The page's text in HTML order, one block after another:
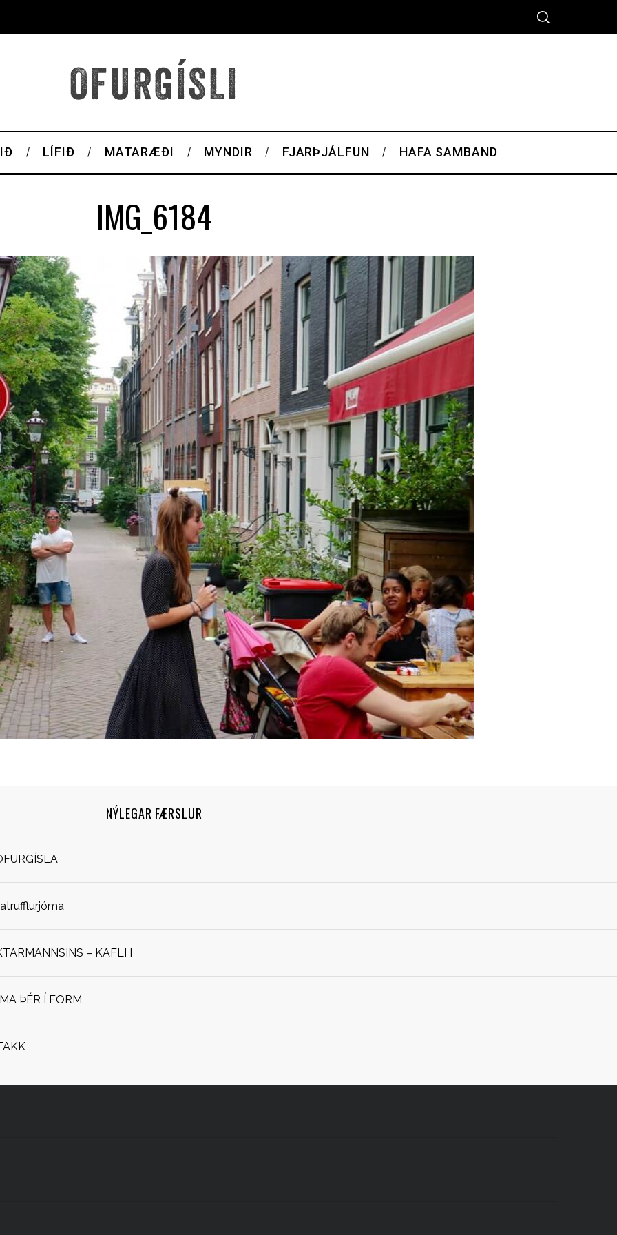
LÍFIÐ MATARÆÐI MYNDIR FJARÞJÁLFUN HAFA SAMBAND
IMG_6184
NÝLEGAR FÆRSLUR
– KAFLI I
ÞÉR Í FORM